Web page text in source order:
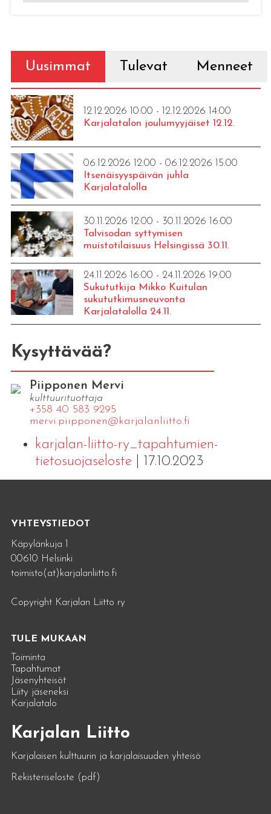
Uusimmat Tulevat Menneet
12.12.2026 10:00 - 12.12.2026 14:00
Karjalatalon joulumyyjäiset 12.12.
06.12.2026 12:00 - 06.12.2026 15:00
Itsenäisyyspäivän juhla
Karjalatalolla
30.11.2026 12:00 - 30.11.2026 16:00
Talvisodan syttymisen
muistotilaisuus Helsingissä 30.11.
24.11.2026 16:00 - 24.11.2026 19:00
Sukututkija Mikko Kuitulan
sukututkimusneuvonta
Karjalatalolla 24.11.
Kysyttävää?
Piipponen Mervi
kulttuurituottaja
+358 40 583 9295
mervi.​piipponen@​kar​jala​nlii​tto.​fi
karjalan-liitto-ry_tapahtumien-
tietosuojaseloste| 17.10.2023
YHTEYSTIEDOT
Käpylänkuja 1
00610 Helsinki
toimisto(at)karjalanliitto.fi
Copyright Karjalan Liitto ry
TULE MUKAAN
Toiminta
Tapahtumat
Jäsenyhteisöt
Liity jäseneksi
Karjalatalo
Karjalan Liitto
Karjalaisen kulttuurin ja karjalaisuuden yhteisö
Rekisteriseloste (pdf)